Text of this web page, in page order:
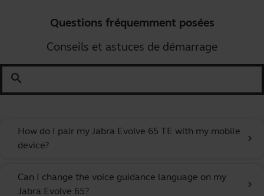
Questions fréquemment posées
Conseils et astuces de démarrage
search
How do I pair my Jabra Evolve 65 TE with my mobile
device?
chevron_right
Can I change the voice guidance language on my
Jabra Evolve 65?
chevron_right